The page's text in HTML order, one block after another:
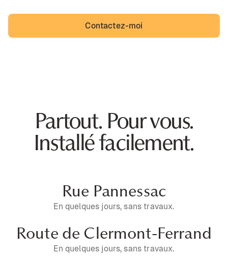
Contactez-moi
Partout. Pour vous.
Installé facilement.
Rue Pannessac
En quelques jours, sans travaux.
Route de Clermont-Ferrand
En quelques jours, sans travaux.